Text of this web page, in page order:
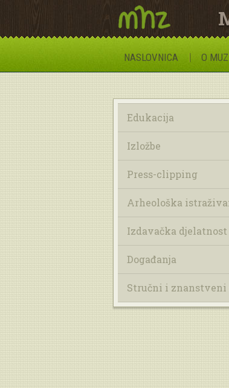
NASLOVNICA O
Edukacija
Izložbe
Press-clipping
Arheološka
Izdavačka djelatnost
Događanja
Stručni i znanstveni